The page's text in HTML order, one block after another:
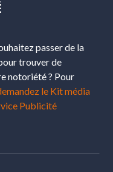
passer de la
trouver de
notoriété ? Pour
le Kit média
Publicité